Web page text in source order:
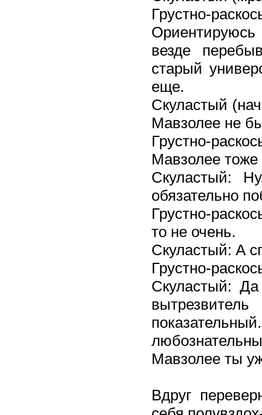
Грустно-
везде
старый
еще.
Скуластый
Мавзолее не
Грустно-
Мавзолее
Скуластый:
обязательно
Грустно-
то не очень.
Скуластый: А
Грустно-
Скуластый:
Мавзолее ты
Вдруг